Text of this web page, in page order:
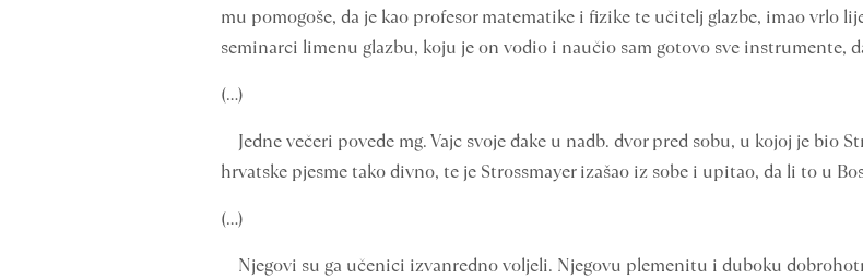
mu pomogoše, da je kao profesor matematike i fizike te učitelj glazbe, imao vrlo
seminarci limenu glazbu, koju je on vodio i naučio sam gotovo sve instrumente,
(…)
Jedne večeri povede mg. Vajc svoje đake u nadb. dvor pred sobu, u kojoj je bio
hrvatske pjesme tako divno, te je Strossmayer izašao iz sobe i upitao, da li to u
(…)
Njegovi su ga učenici izvanredno voljeli. Njegovu plemenitu i duboku